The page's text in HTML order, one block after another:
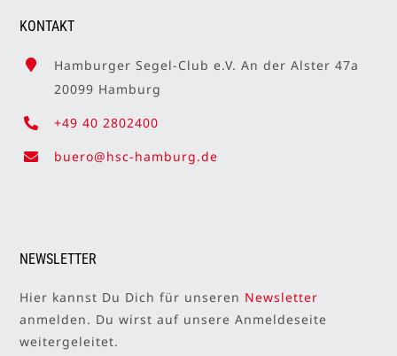
KONTAKT
Hamburger Segel-Club e.V. An der Alster 47a
20099 Hamburg
+49 40 2802400
buero@hsc-hamburg.de
NEWSLETTER
Hier kannst Du Dich für unseren Newsletter
anmelden. Du wirst auf unsere Anmeldeseite
weitergeleitet.